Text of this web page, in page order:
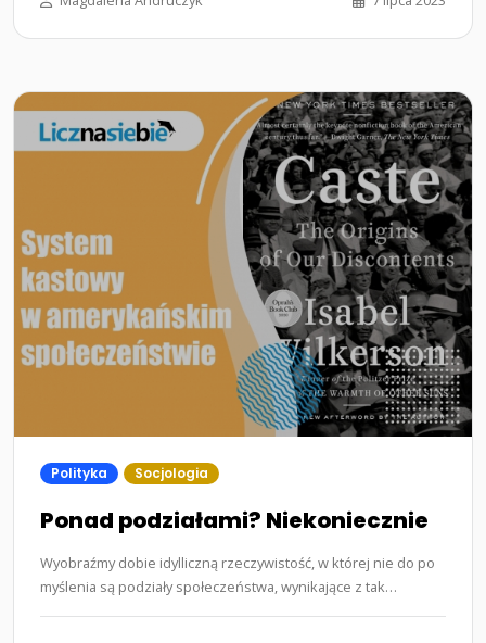
Polityka Socjologia
Ponad podziałami? Niekoniecznie
Wyobraźmy dobie idylliczną rzeczywistość, w której nie do po
myślenia są podziały społeczeństwa, wynikające z tak